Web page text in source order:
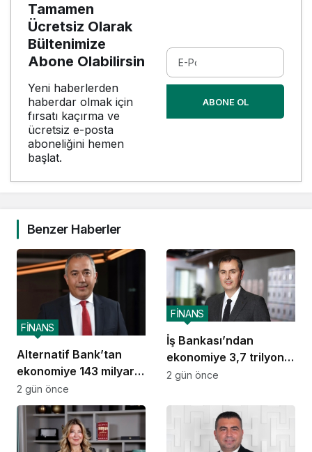
Tamamen
Ücretsiz Olarak
Bültenimize
Abone Olabilirsin
Yeni haberlerden
haberdar olmak için
fırsatı kaçırma ve
ücretsiz e-posta
aboneliğini hemen
başlat.
ABONE OL
Benzer Haberler
Alternatif Bank’tan
ekonomiye 143 milyar
TL destek
FİNANS
2 gün önce
İş Bankası’ndan
ekonomiye 3,7 trilyon
TL destek
FİNANS
2 gün önce